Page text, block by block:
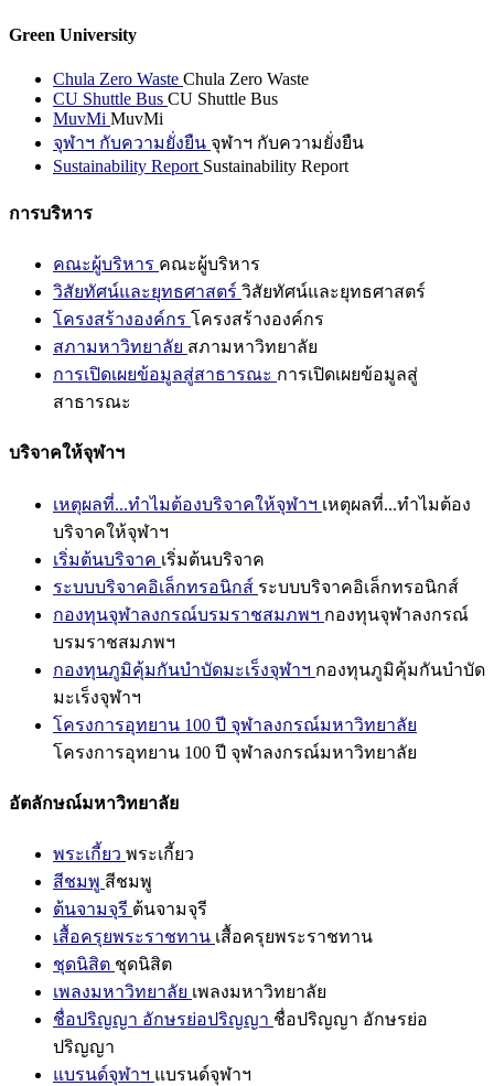
Green University
Chula Zero Waste Chula Zero Waste
CU Shuttle Bus CU Shuttle Bus
MuvMi MuvMi
จุฬาฯ กับความยั่งยืน จุฬาฯ กับความยั่งยืน
Sustainability Report Sustainability Report
การบริหาร
คณะผู้บริหาร คณะผู้บริหาร
วิสัยทัศน์และยุทธศาสตร์ วิสัยทัศน์และยุทธศาสตร์
โครงสร้างองค์กร โครงสร้างองค์กร
สภามหาวิทยาลัย สภามหาวิทยาลัย
การเปิดเผยข้อมูลสู่สาธารณะ การเปิดเผยข้อมูลสู่
สาธารณะ
บริจาคให้จุฬาฯ
เหตุผลที่...ทำไมต้องบริจาคให้จุฬาฯ เหตุผลที่...ทำไมต้อง
บริจาคให้จุฬาฯ
เริ่มต้นบริจาค เริ่มต้นบริจาค
ระบบบริจาคอิเล็กทรอนิกส์ ระบบบริจาคอิเล็กทรอนิกส์
กองทุนจุฬาลงกรณ์บรมราชสมภพฯ กองทุนจุฬาลงกรณ์
บรมราชสมภพฯ
กองทุนภูมิคุ้มกันบำบัดมะเร็งจุฬาฯ กองทุนภูมิคุ้มกันบำบัด
มะเร็งจุฬาฯ
โครงการอุทยาน 100 ปี จุฬาลงกรณ์มหาวิทยาลัย
โครงการอุทยาน 100 ปี จุฬาลงกรณ์มหาวิทยาลัย
อัตลักษณ์มหาวิทยาลัย
พระเกี้ยว พระเกี้ยว
สีชมพู สีชมพู
ต้นจามจุรี ต้นจามจุรี
เสื้อครุยพระราชทาน เสื้อครุยพระราชทาน
ชุดนิสิต ชุดนิสิต
เพลงมหาวิทยาลัย เพลงมหาวิทยาลัย
ชื่อปริญญา อักษรย่อปริญญา ชื่อปริญญา อักษรย่อ
ปริญญา
แบรนด์จุฬาฯ แบรนด์จุฬาฯ